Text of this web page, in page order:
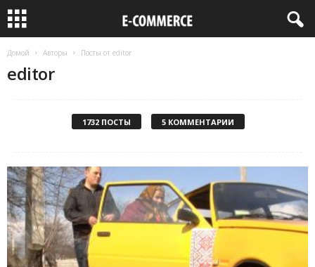
Домой Авторы Посты от editor
editor
1732 ПОСТЫ 5 КОММЕНТАРИИ